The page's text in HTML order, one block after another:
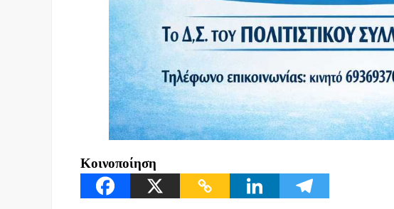
Κοινοποίηση